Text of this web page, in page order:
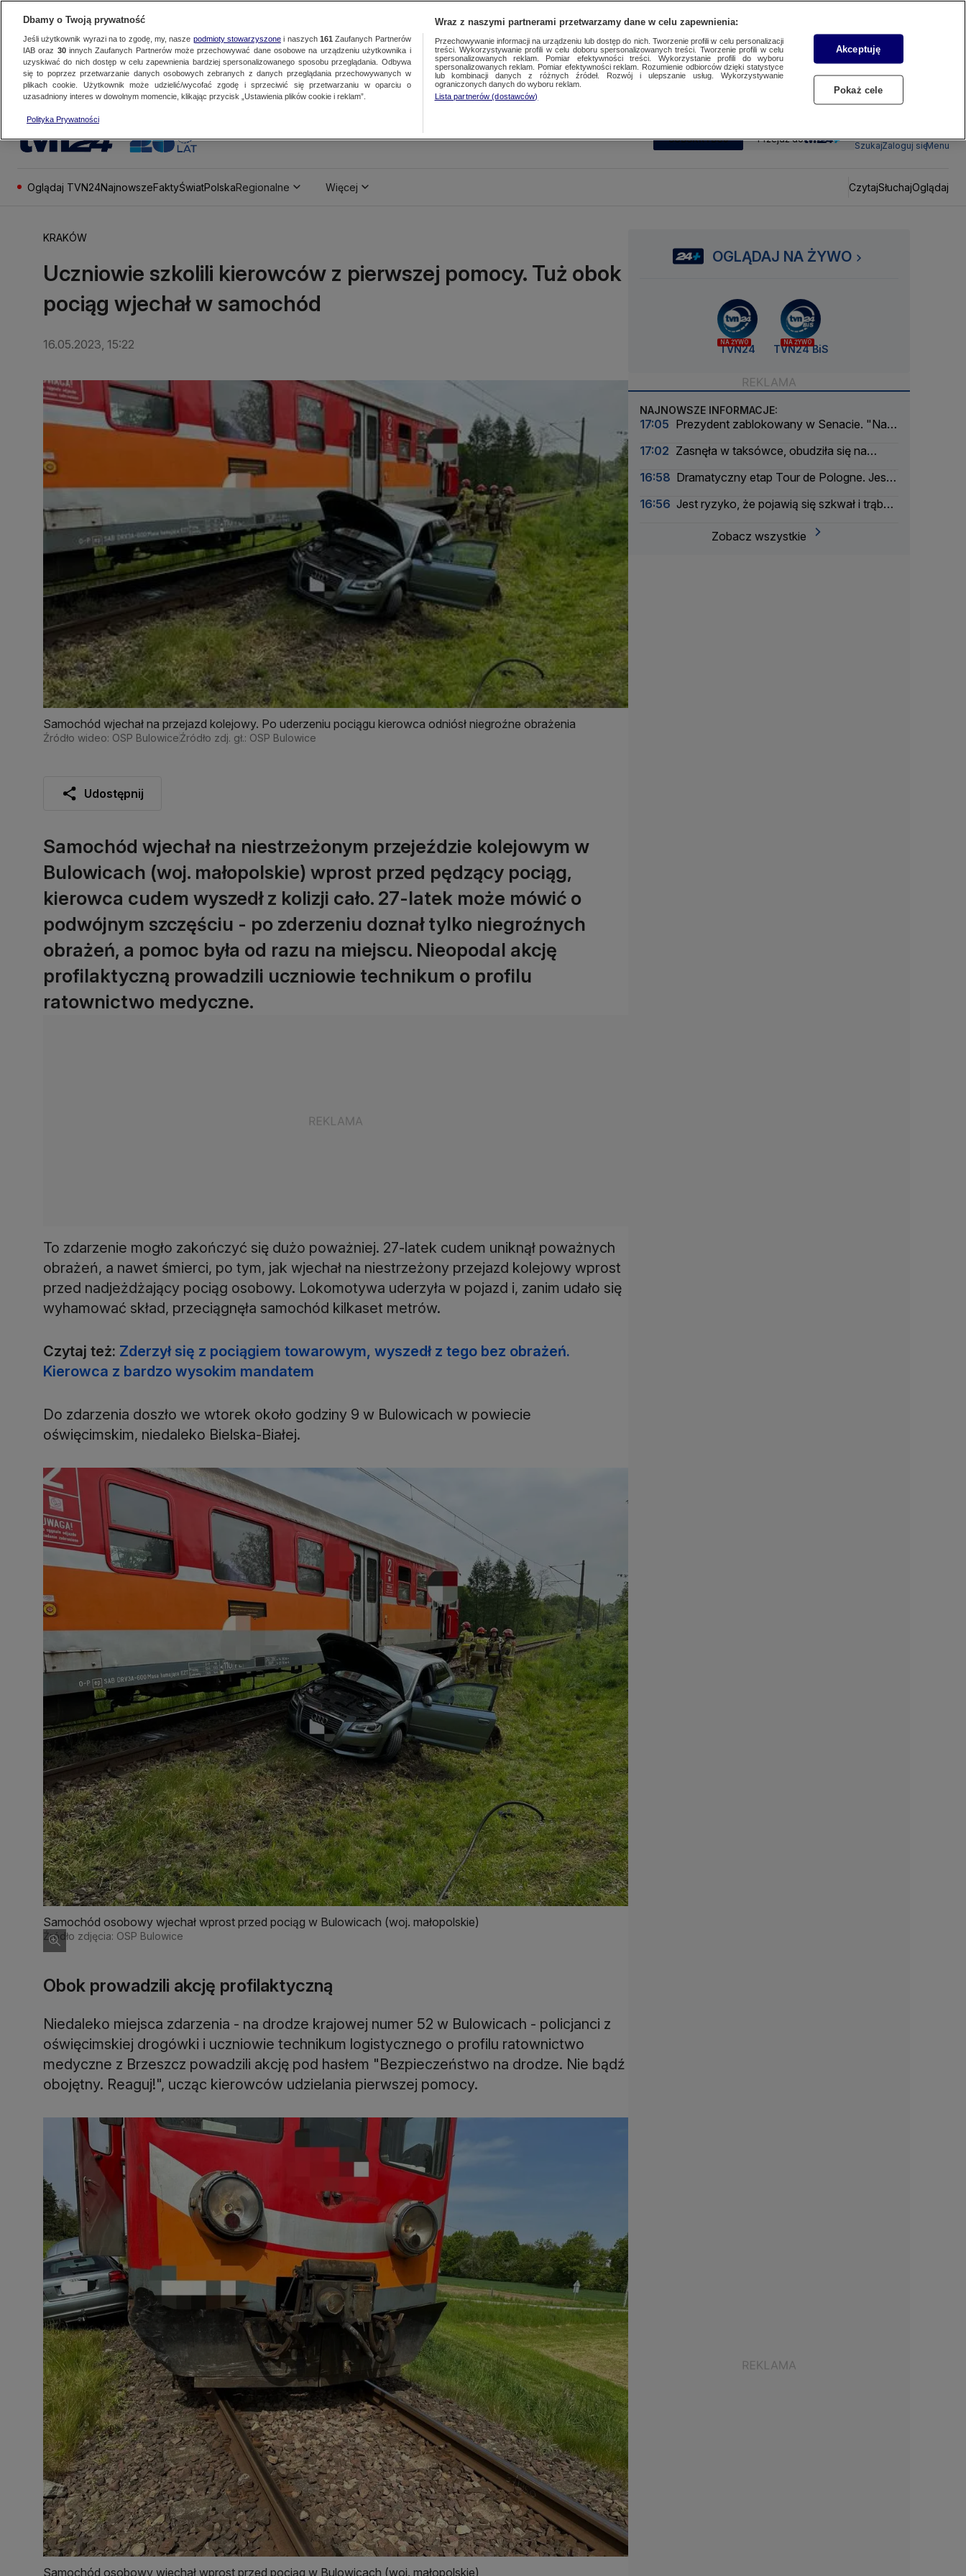
SUBSKRYBUJ Przejdź do
SzukajZaloguj sięMenu
Oglądaj TVN24NajnowszeFaktyŚwiatPolskaRegionalne Więcej CzytajSłuchajOglądaj
KRAKÓW
Uczniowie szkolili kierowców z pierwszej pomocy. Tuż obok
pociąg wjechał w samochód
16.05.2023, 15:22
Samochód wjechał na przejazd kolejowy. Po uderzeniu pociągu kierowca odniósł niegroźne obrażenia
Źródło wideo: OSP BulowiceŹródło zdj. gł.: OSP Bulowice
Udostępnij
Samochód wjechał na niestrzeżonym przejeździe kolejowym w
Bulowicach (woj. małopolskie) wprost przed pędzący pociąg,
kierowca cudem wyszedł z kolizji cało. 27-latek może mówić o
podwójnym szczęściu - po zderzeniu doznał tylko niegroźnych
obrażeń, a pomoc była od razu na miejscu. Nieopodal akcję
profilaktyczną prowadzili uczniowie technikum o profilu
ratownictwo medyczne.
To zdarzenie mogło zakończyć się dużo poważniej. 27-latek cudem uniknął poważnych
obrażeń, a nawet śmierci, po tym, jak wjechał na niestrzeżony przejazd kolejowy wprost
przed nadjeżdżający pociąg osobowy. Lokomotywa uderzyła w pojazd i, zanim udało się
wyhamować skład, przeciągnęła samochód kilkaset metrów.
Czytaj też: Zderzył się z pociągiem towarowym, wyszedł z tego bez obrażeń.
Kierowca z bardzo wysokim mandatem
Do zdarzenia doszło we wtorek około godziny 9 w Bulowicach w powiecie
oświęcimskim, niedaleko Bielska-Białej.
Samochód osobowy wjechał wprost przed pociąg w Bulowicach (woj. małopolskie)
Źródło zdjęcia: OSP Bulowice
Obok prowadzili akcję profilaktyczną
Niedaleko miejsca zdarzenia - na drodze krajowej numer 52 w Bulowicach - policjanci z
oświęcimskiej drogówki i uczniowie technikum logistycznego o profilu ratownictwo
medyczne z Brzeszcz powadzili akcję pod hasłem "Bezpieczeństwo na drodze. Nie bądź
obojętny. Reaguj!", ucząc kierowców udzielania pierwszej pomocy.
Samochód osobowy wjechał wprost przed pociąg w Bulowicach (woj. małopolskie)
OGLĄDAJ NA ŻYWO
NA ŻYWO
TVN24
NA ŻYWO
TVN24 BiS
NAJNOWSZE INFORMACJE:
17:05 Prezydent zablokowany w Senacie. "Na
17:02 Zasnęła w taksówce, obudziła się na
16:58 Dramatyczny etap Tour de Pologne. Jest
16:56 Jest ryzyko, że pojawią się szkwał i trąba
Zobacz wszystkie
Dbamy o Twoją prywatność
Jeśli użytkownik wyrazi na to zgodę, my, nasze podmioty stowarzyszonei naszych 161 Zaufanych Partnerów
IAB oraz 30innych Zaufanych Partnerów może przechowywać dane osobowe na urządzeniu użytkownika i
uzyskiwać do nich dostęp w celu zapewnienia bardziej spersonalizowanego sposobu przeglądania. Odbywa
się to poprzez przetwarzanie danych osobowych zebranych z danych przeglądania przechowywanych w
plikach cookie. Użytkownik może udzielić/wycofać zgodę i sprzeciwić się przetwarzaniu w oparciu o
uzasadniony interes w dowolnym momencie, klikając przycisk „Ustawienia plików cookie i reklam”.
Polityka Prywatności
Wraz z naszymi partnerami przetwarzamy dane w celu zapewnienia:
Przechowywanie informacji na urządzeniu lub dostęp do nich. Tworzenie profili w celu personalizacji
treści. Wykorzystywanie profili w celu doboru spersonalizowanych treści. Tworzenie profili w celu
spersonalizowanych reklam. Pomiar efektywności treści. Wykorzystanie profili do wyboru
spersonalizowanych reklam. Pomiar efektywności reklam. Rozumienie odbiorców dzięki statystyce
lub kombinacji danych z różnych źródeł. Rozwój i ulepszanie usług. Wykorzystywanie
ograniczonych danych do wyboru reklam.
Lista partnerów (dostawców)
Akceptuję
Pokaż cele